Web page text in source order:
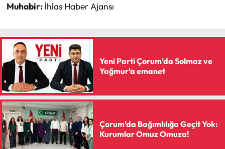
Muhabir: İhlas Haber Ajansı
Yeni Parti Çorum’da Solmaz ve
Yağmur’a emanet
Çorum’da Bağımlılığa Geçit Yok:
Kurumlar Omuz Omuza!